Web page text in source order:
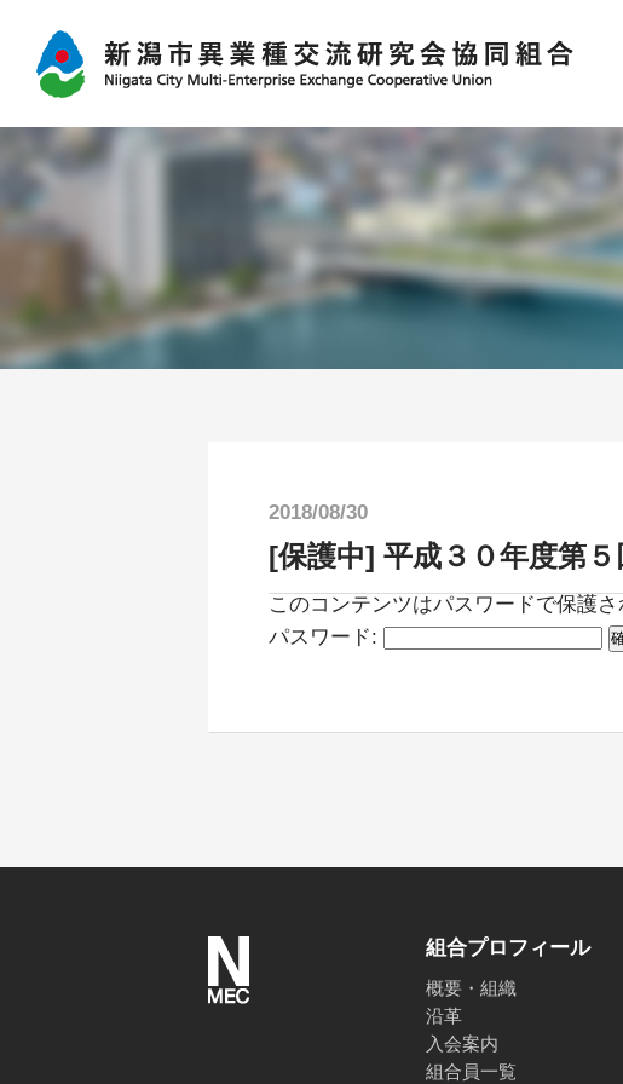
2018/08/30
[保護中] 平成３０年度第
このコンテンツはパスワードで保護
パスワード:
組合プロフィール
概要・組織
沿革
入会案内
組合員一覧